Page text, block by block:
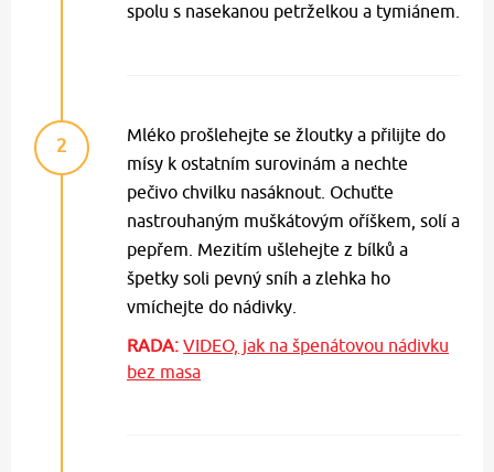
spolu s nasekanou petrželkou a tymiánem.
2
Mléko prošlehejte se žloutky a přilijte do
mísy k ostatním surovinám a nechte
pečivo chvilku nasáknout. Ochuťte
nastrouhaným muškátovým oříškem, solí a
pepřem. Mezitím ušlehejte z bílků a
špetky soli pevný sníh a zlehka ho
vmíchejte do nádivky.
RADA: VIDEO, jak na špenátovou nádivku
bez masa